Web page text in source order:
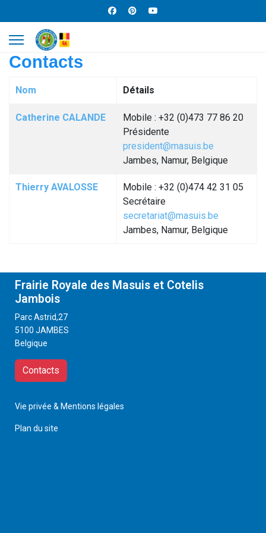
Contacts
Nom Détails
Catherine CALANDE
Mobile : +32 (0)473 77 86 20
Présidente
president@masuis.be
Jambes, Namur, Belgique
Thierry AVALOSSE
Mobile : +32 (0)474 42 31 05
Secrétaire
secretariat@masuis.be
Jambes, Namur, Belgique
Frairie Royale des Masuis et Cotelis
Jambois
Parc Astrid,27
5100 JAMBES
Belgique
Contacts
Vie privée & Mentions légales
Plan du site